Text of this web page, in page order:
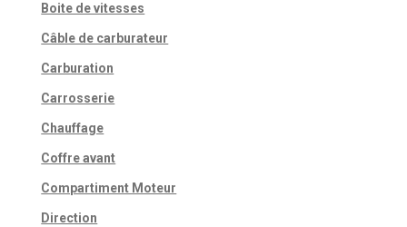
Boite de vitesses
Câble de carburateur
Carburation
Carrosserie
Chauffage
Coffre avant
Compartiment Moteur
Direction